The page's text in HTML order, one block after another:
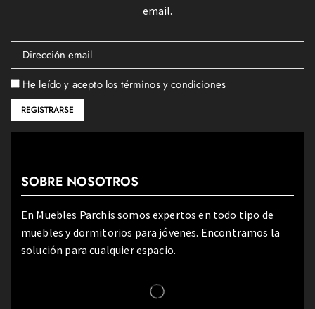
email.
He leído y acepto los términos y condiciones
SOBRE NOSOTROS
En Muebles Parchis somos expertos en todo tipo de
muebles y dormitorios para jóvenes. Encontramos la
solución para cualquier espacio.